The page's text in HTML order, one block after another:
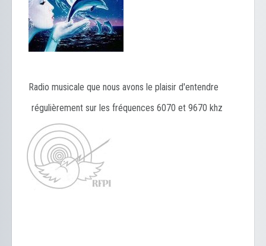
Radio musicale que nous avons le plaisir d'entendre
régulièrement sur les fréquences 6070 et 9670 khz